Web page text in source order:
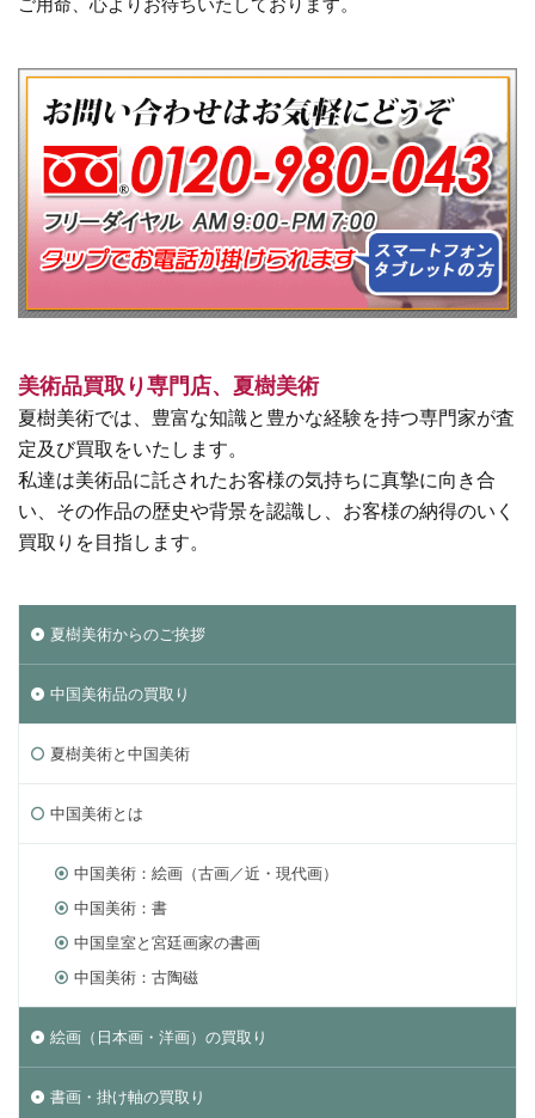
美術品買取り専門店、夏樹美術
夏樹美術では、豊富な知識と豊かな経験を持つ専門家が査
定及び買取をいたします。
私達は美術品に託されたお客様の気持ちに真摯に向き合
い、その作品の歴史や背景を認識し、お客様の納得のいく
買取りを目指します。
夏樹美術からのご挨拶
中国美術品の買取り
夏樹美術と中国美術
中国美術とは
中国美術：絵画（古画／近・現代画）
中国美術：書
中国皇室と宮廷画家の書画
中国美術：古陶磁
絵画（日本画・洋画）の買取り
書画・掛け軸の買取り